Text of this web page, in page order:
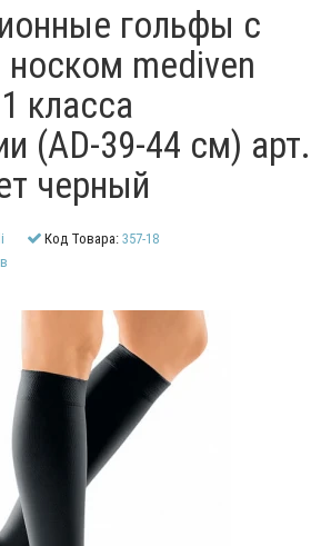
гольфы с
mediven
класса
(AD-39-44 см) арт.
черный
Код Товара:357-18